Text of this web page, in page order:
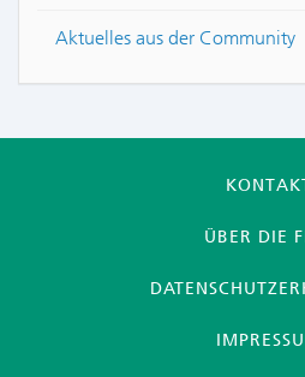
Aktuelles aus der Community
ÜBER DIE